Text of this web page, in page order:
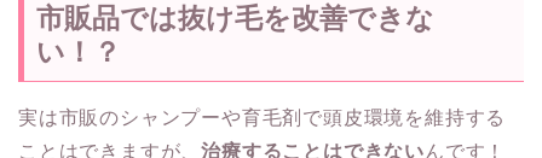
市販品では抜け毛を改善できな
い！？
実は市販のシャンプーや育毛剤で頭皮環境を維持する
ことはできますが、治療することはできないんです！